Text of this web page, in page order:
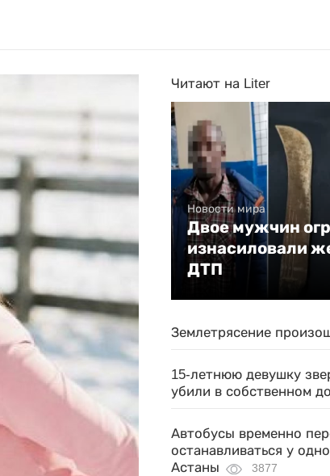
Читают на Liter
Новости мира
Двое мужчин
изнасиловали
ДТП
Землетрясение
15-летнюю девушку
убили в собственном
Автобусы временно
останавливаться у
Астаны
3877